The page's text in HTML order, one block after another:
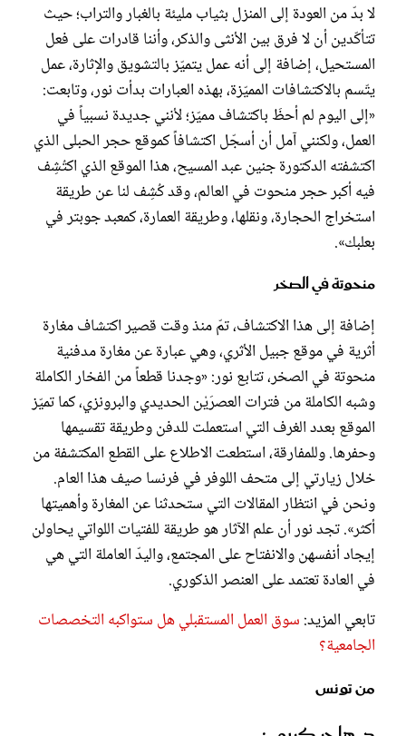
لا بدّ من العودة إلى المنزل بثياب مليئة بالغبار والتراب؛ حيث
تتأكّدين أن لا فرق بين الأنثى والذكر، وأننا قادرات على فعل
المستحيل، إضافة إلى أنه عمل يتميّز بالتشويق والإثارة، عمل
يتّسم بالاكتشافات المميّزة، بهذه العبارات بدأت نور، وتابعت:
«إلى اليوم لم أحظَ باكتشاف مميّز؛ لأنني جديدة نسبياً في
العمل، ولكنني آمل أن أسجّل اكتشافاً كموقع حجر الحبلى الذي
اكتشفته الدكتورة جنين عبد المسيح، هذا الموقع الذي اكتُشِف
فيه أكبر حجر منحوت في العالم، وقد كُشِف لنا عن طريقة
استخراج الحجارة، ونقلها، وطريقة العمارة، كمعبد جوبتر في
بعلبك».
منحوتة في الصخر
إضافة إلى هذا الاكتشاف، تمّ منذ وقت قصير اكتشاف مغارة
أثرية في موقع جبيل الأثري، وهي عبارة عن مغارة مدفنية
منحوتة في الصخر، تتابع نور: «وجدنا قطعاً من الفخار الكاملة
وشبه الكاملة من فترات العصرَيْن الحديدي والبرونزي، كما تميّز
الموقع بعدد الغرف التي استعملت للدفن وطريقة تقسيمها
وحفرها. وللمفارقة، استطعت الاطلاع على القطع المكتشفة من
خلال زيارتي إلى متحف اللوفر في فرنسا صيف هذا العام.
ونحن في انتظار المقالات التي ستحدثنا عن المغارة وأهميتها
أكثر». تجد نور أن علم الآثار هو طريقة للفتيات اللواتي يحاولن
إيجاد أنفسهن والانفتاح على المجتمع، واليدّ العاملة التي هي
في العادة تعتمد على العنصر الذكوري.
تابعي المزيد: سوق العمل المستقبلي هل ستواكبه التخصصات
الجامعية؟
من تونس